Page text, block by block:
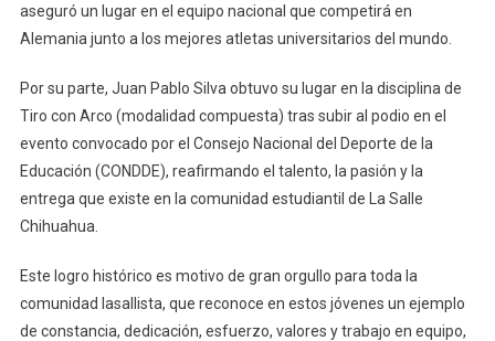
aseguró un lugar en el equipo nacional que competirá en
Alemania junto a los mejores atletas universitarios del mundo.
Por su parte, Juan Pablo Silva obtuvo su lugar en la disciplina de
Tiro con Arco (modalidad compuesta) tras subir al podio en el
evento convocado por el Consejo Nacional del Deporte de la
Educación (CONDDE), reafirmando el talento, la pasión y la
entrega que existe en la comunidad estudiantil de La Salle
Chihuahua.
Este logro histórico es motivo de gran orgullo para toda la
comunidad lasallista, que reconoce en estos jóvenes un ejemplo
de constancia, dedicación, esfuerzo, valores y trabajo en equipo,